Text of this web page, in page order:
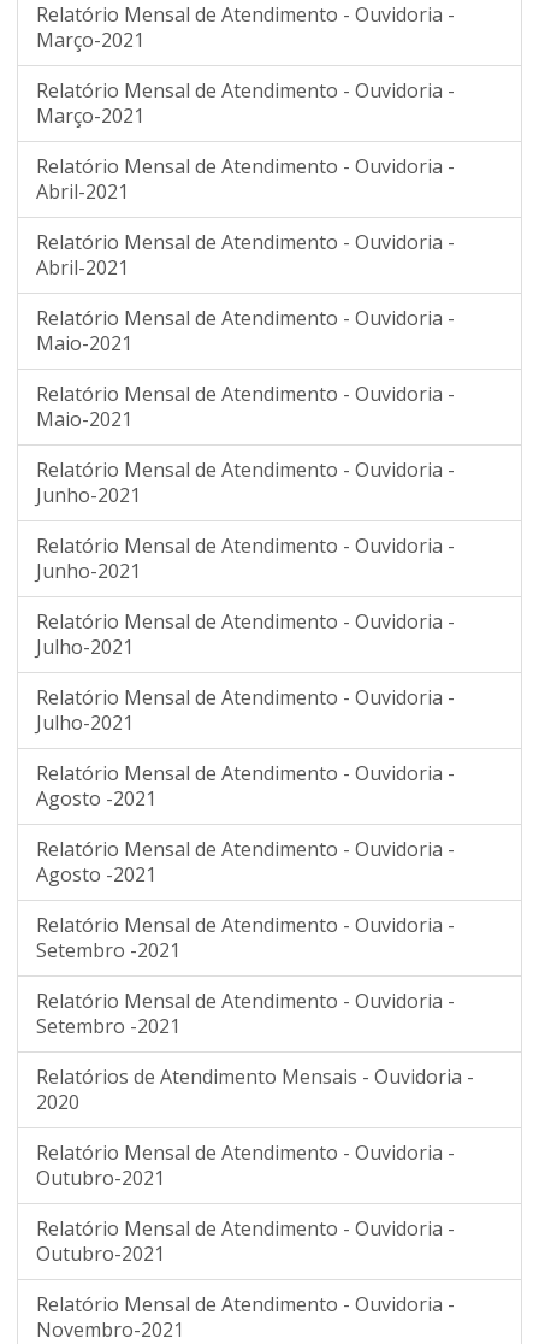
Relatório Mensal de Atendimento - Ouvidoria -
Março-2021
Relatório Mensal de Atendimento - Ouvidoria -
Março-2021
Relatório Mensal de Atendimento - Ouvidoria -
Abril-2021
Relatório Mensal de Atendimento - Ouvidoria -
Abril-2021
Relatório Mensal de Atendimento - Ouvidoria -
Maio-2021
Relatório Mensal de Atendimento - Ouvidoria -
Maio-2021
Relatório Mensal de Atendimento - Ouvidoria -
Junho-2021
Relatório Mensal de Atendimento - Ouvidoria -
Junho-2021
Relatório Mensal de Atendimento - Ouvidoria -
Julho-2021
Relatório Mensal de Atendimento - Ouvidoria -
Julho-2021
Relatório Mensal de Atendimento - Ouvidoria -
Agosto -2021
Relatório Mensal de Atendimento - Ouvidoria -
Agosto -2021
Relatório Mensal de Atendimento - Ouvidoria -
Setembro -2021
Relatório Mensal de Atendimento - Ouvidoria -
Setembro -2021
Relatórios de Atendimento Mensais - Ouvidoria -
2020
Relatório Mensal de Atendimento - Ouvidoria -
Outubro-2021
Relatório Mensal de Atendimento - Ouvidoria -
Outubro-2021
Relatório Mensal de Atendimento - Ouvidoria -
Novembro-2021